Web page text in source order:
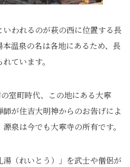
われるのが萩の西に位置する長
温泉の名は各地にあるため、長
ています。
室町時代、この地にある大寧
師が住吉大明神からのお告げによ
泉は今でも大寧寺の所有です。
（れいとう）」を武士や僧侶が